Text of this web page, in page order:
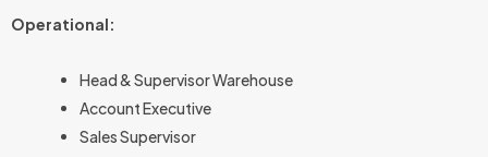
Operational:
Head & Supervisor Warehouse
⁠Account Executive
⁠Sales Supervisor